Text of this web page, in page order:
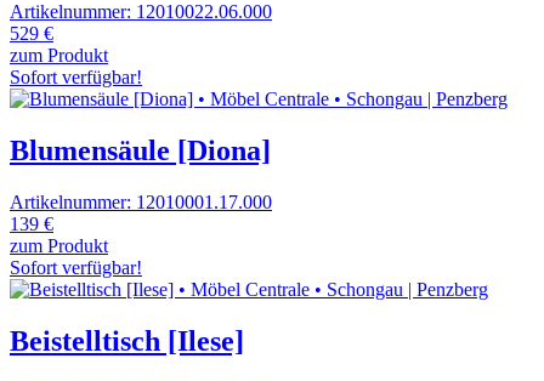
Artikelnummer: 12010022.06.000
529 €
zum Produkt
Sofort verfügbar!
Blumensäule [Diona]
Artikelnummer: 12010001.17.000
139 €
zum Produkt
Sofort verfügbar!
Beistelltisch [Ilese]